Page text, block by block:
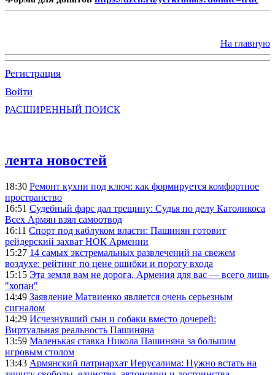
На главную
Регистрация
Войти
РАСШИРЕННЫЙ ПОИСК
лента новостей
18:30 Ремонт кухни под ключ: как формируется комфортное
пространство
16:51 Судебный фарс дал трещину: Судья по делу Католикоса
Всех Армян взял самоотвод
16:11 Спорт под каблуком власти: Пашинян готовит
рейдерский захват НОК Армении
15:27 14 самых экстремальных развлечений на свежем
воздухе: рейтинг по цене ошибки и порогу входа
15:15 Эта земля вам не дорога, Армения для вас — всего лишь
"хопан"
14:49 Заявление Матвиенко является очень серьезным
сигналом
14:29 Исчезнувший сын и собаки вместо дочерей:
Виртуальная реальность Пашиняна
13:59 Маленькая ставка Никола Пашиняна за большим
игровым столом
13:43 Армянский патриархат Иерусалима: Нужно встать на